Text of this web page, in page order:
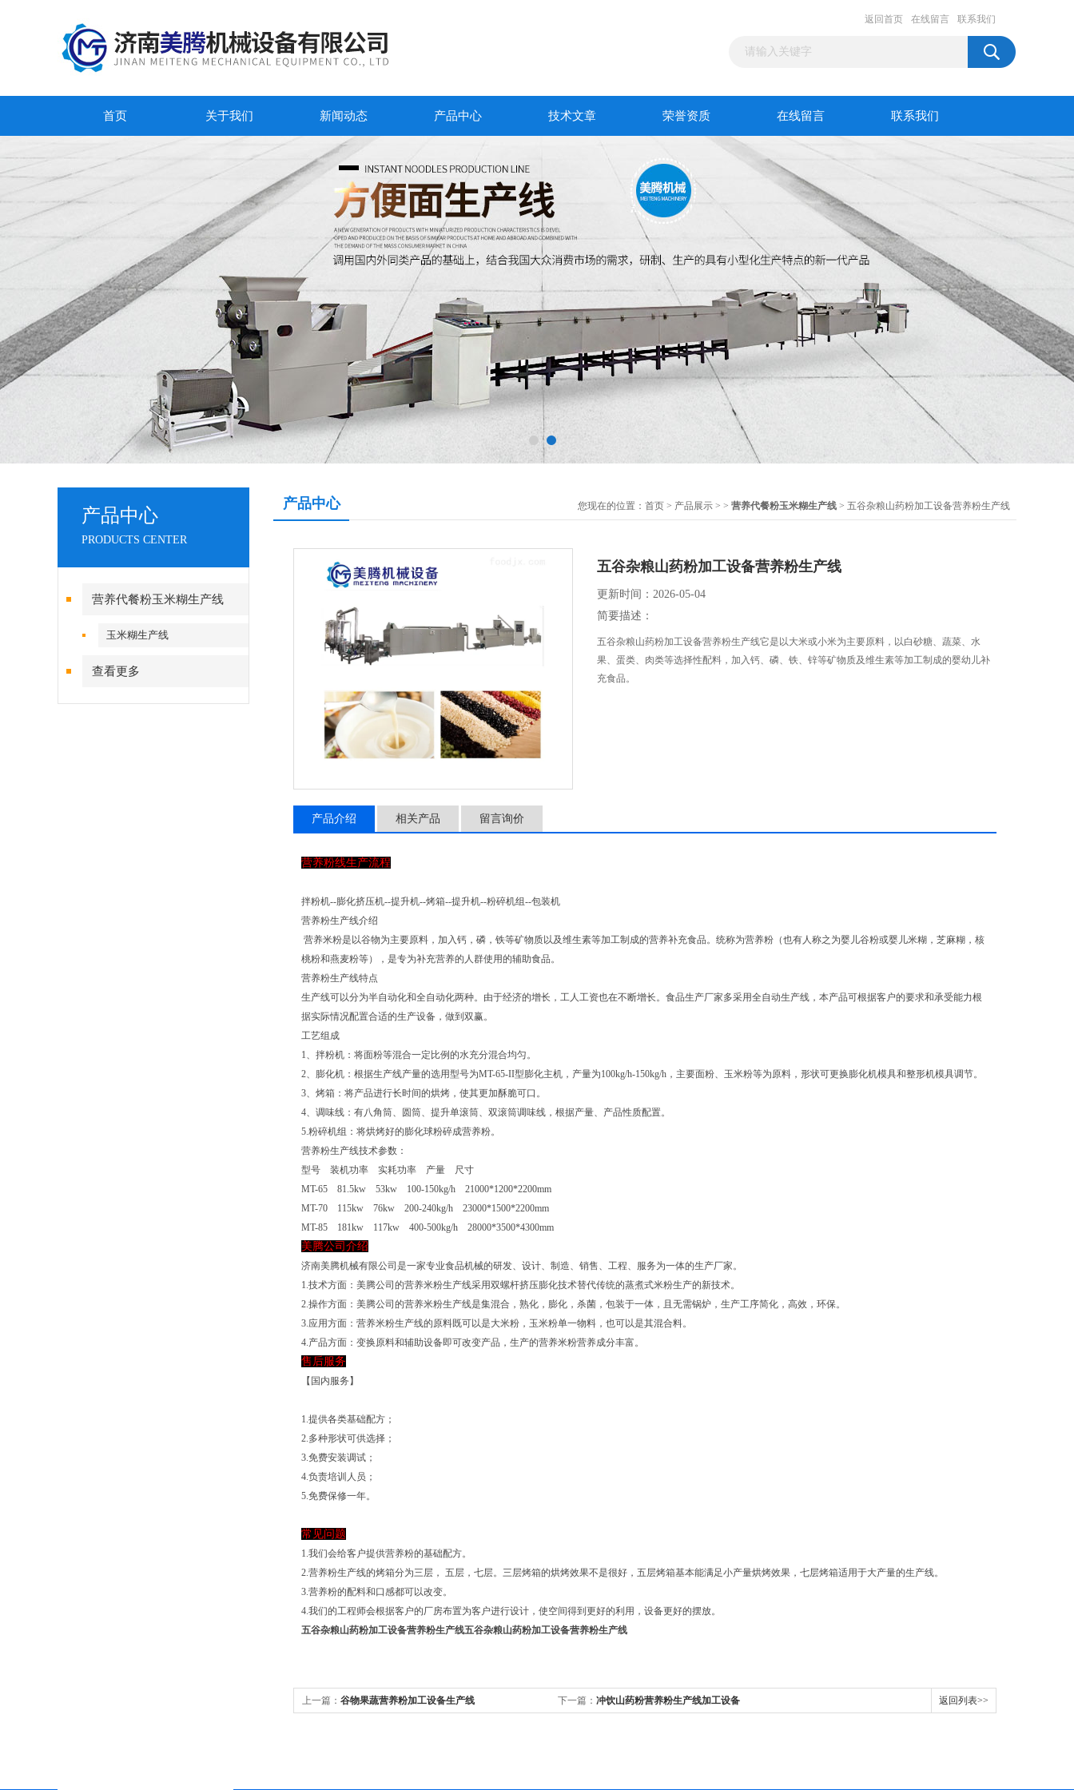
返回首页 在线留言 联系我们
首页 关于我们 新闻动态 产品中心 技术文章 荣誉资质 在线留言 联系我们
产品中心
PRODUCTS CENTER
营养代餐粉玉米糊生产线
玉米糊生产线
查看更多
产品中心 您现在的位置： 首页 > 产品展示 > > 营养代餐粉玉米糊生产线 > 五谷杂粮山药粉加工设备营养粉生产线
五谷杂粮山药粉加工设备营养粉生产线
更新时间：2026-05-04
简要描述：
五谷杂粮山药粉加工设备营养粉生产线它是以大米或小米为主要原料，以白砂糖、蔬菜、水
果、蛋类、肉类等选择性配料，加入钙、磷、铁、锌等矿物质及维生素等加工制成的婴幼儿补
充食品。
产品介绍 相关产品 留言询价
营养粉线生产流程
拌粉机--膨化挤压机--提升机--烤箱--提升机--粉碎机组--包装机
营养粉生产线介绍
营养米粉是以谷物为主要原料，加入钙，磷，铁等矿物质以及维生素等加工制成的营养补充食品。统称为营养粉（也有人称之为婴儿谷粉或婴儿米糊，芝麻糊，核
桃粉和燕麦粉等），是专为补充营养的人群使用的辅助食品。
营养粉生产线特点
生产线可以分为半自动化和全自动化两种。由于经济的增长，工人工资也在不断增长。食品生产厂家多采用全自动生产线，本产品可根据客户的要求和承受能力根
据实际情况配置合适的生产设备，做到双赢。
工艺组成
1、拌粉机：将面粉等混合一定比例的水充分混合均匀。
2、膨化机：根据生产线产量的选用型号为MT-65-II型膨化主机，产量为100kg/h-150kg/h，主要面粉、玉米粉等为原料，形状可更换膨化机模具和整形机模具调节。
3、烤箱：将产品进行长时间的烘烤，使其更加酥脆可口。
4、调味线：有八角筒、圆筒、提升单滚筒、双滚筒调味线，根据产量、产品性质配置。
5.粉碎机组：将烘烤好的膨化球粉碎成营养粉。
营养粉生产线技术参数：
型号 装机功率 实耗功率 产量 尺寸
MT-65 81.5kw 53kw 100-150kg/h 21000*1200*2200mm
MT-70 115kw 76kw 200-240kg/h 23000*1500*2200mm
MT-85 181kw 117kw 400-500kg/h 28000*3500*4300mm
美腾公司介绍
济南美腾机械有限公司是一家专业食品机械的研发、设计、制造、销售、工程、服务为一体的生产厂家。
1.技术方面：美腾公司的营养米粉生产线采用双螺杆挤压膨化技术替代传统的蒸煮式米粉生产的新技术。
2.操作方面：美腾公司的营养米粉生产线是集混合，熟化，膨化，杀菌，包装于一体，且无需锅炉，生产工序简化，高效，环保。
3.应用方面：营养米粉生产线的原料既可以是大米粉，玉米粉单一物料，也可以是其混合料。
4.产品方面：变换原料和辅助设备即可改变产品，生产的营养米粉营养成分丰富。
售后服务
【国内服务】
1.提供各类基础配方；
2.多种形状可供选择；
3.免费安装调试；
4.负责培训人员；
5.免费保修一年。
常见问题
1.我们会给客户提供营养粉的基础配方。
2.营养粉生产线的烤箱分为三层， 五层，七层。三层烤箱的烘烤效果不是很好，五层烤箱基本能满足小产量烘烤效果，七层烤箱适用于大产量的生产线。
3.营养粉的配料和口感都可以改变。
4.我们的工程师会根据客户的厂房布置为客户进行设计，使空间得到更好的利用，设备更好的摆放。
五谷杂粮山药粉加工设备营养粉生产线五谷杂粮山药粉加工设备营养粉生产线
上一篇： 谷物果蔬营养粉加工设备生产线 下一篇： 冲饮山药粉营养粉生产线加工设备 返回列表>>